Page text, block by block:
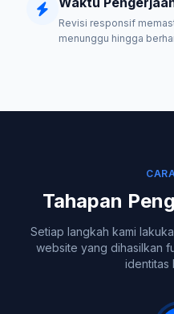
Revisi responsif
menunggu hingga
Tahapan
Setiap langkah kami
website yang dihasilkan
identitas